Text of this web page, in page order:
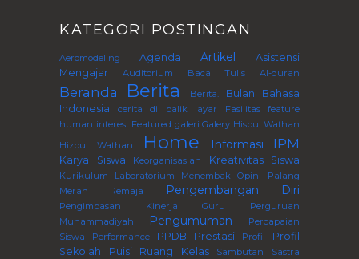
KATEGORI POSTINGAN
Aeromodeling Agenda Artikel
Asistensi
Mengajar
Auditorium Baca Tulis Al-quran
Beranda Berita Berita.
Bulan Bahasa
Indonesia
cerita di balik layar Fasilitas
feature
human interest Featured galeri Galery Hisbul Wathan
Hizbul Wathan
Home Informasi IPM
Karya Siswa Keorganisasian Kreativitas Siswa
Kurikulum Laboratorium Menembak Opini
Palang
Merah Remaja
Pengembangan Diri
Pengimbasan Kinerja Guru Perguruan
Muhammadiyah
Pengumuman
Percapaian
Siswa
Performance PPDB Prestasi Profil
Profil
Sekolah
Puisi Ruang Kelas Sambutan
Sastra